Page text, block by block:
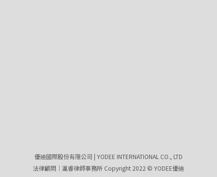
優迪國際股份有限公司 | YODEE INTERNATIONAL CO., LTD
法律顧問｜瀛睿律師事務所 Copyright 2022 © YODEE優迪